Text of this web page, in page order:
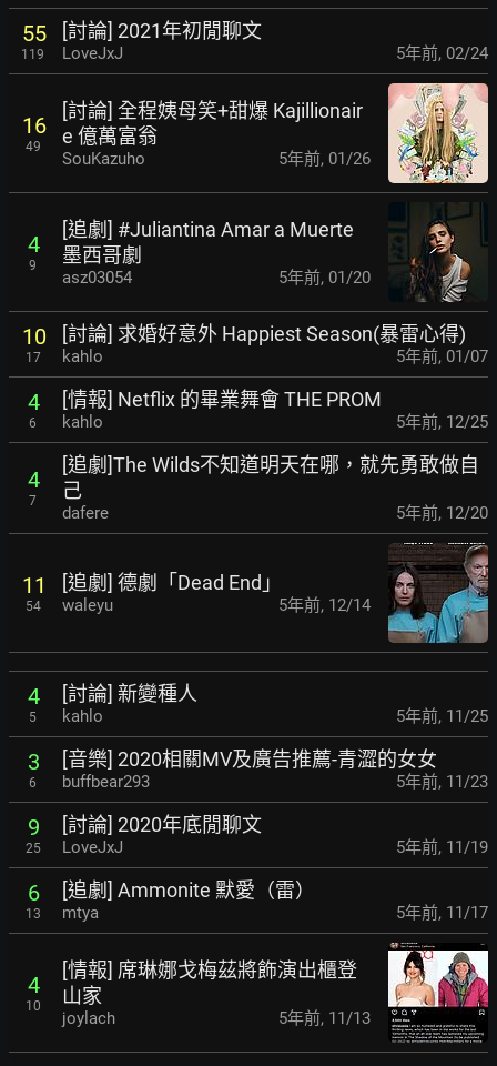
55
119
[討論] 2021年初閒聊文
LoveJxJ 5年前, 02/24
16
49
[討論] 全程姨母笑+甜爆 Kajillionair
e 億萬富翁
SouKazuho 5年前, 01/26
4
9
[追劇] #Juliantina Amar a Muerte
墨西哥劇
asz03054 5年前, 01/20
10
17
[討論] 求婚好意外 Happiest Season(暴雷心得)
kahlo 5年前, 01/07
4
6
[情報] Netflix 的畢業舞會 THE PROM
kahlo 5年前, 12/25
4
7
[追劇]The Wilds不知道明天在哪，就先勇敢做自
己
dafere 5年前, 12/20
11
54
[追劇] 德劇「Dead End」
waleyu 5年前, 12/14
4
5
[討論] 新變種人
kahlo 5年前, 11/25
3
6
[音樂] 2020相關MV及廣告推薦-青澀的女女
buffbear293 5年前, 11/23
9
25
[討論] 2020年底閒聊文
LoveJxJ 5年前, 11/19
6
13
[追劇] Ammonite 默愛（雷）
mtya 5年前, 11/17
4
10
[情報] 席琳娜戈梅茲將飾演出櫃登
山家
joylach 5年前, 11/13